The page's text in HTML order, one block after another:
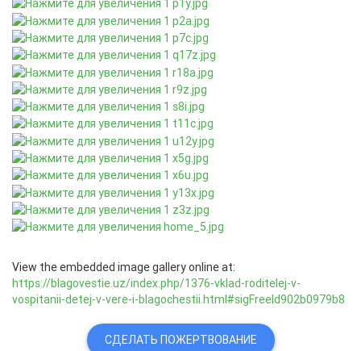
View the embedded image gallery online at:
https://blagovestie.uz/index.php/1376-vklad-roditelej-v-
vospitanii-detej-v-vere-i-blagochestii.html#sigFreeId902b0979b8
СДЕЛАТЬ ПОЖЕРТВОВАНИЕ